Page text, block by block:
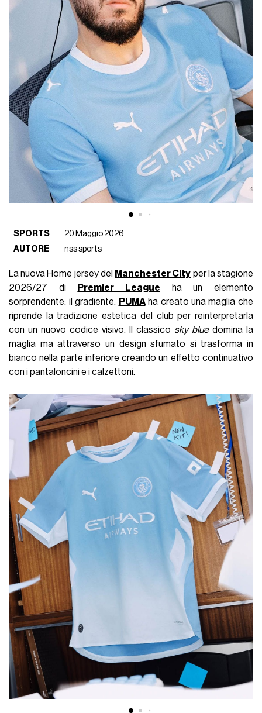
SPORTS
20 Maggio 2026
AUTORE
nss sports
La nuova Home jersey del Manchester City per la stagione
2026/27 di
Premier League ha un elemento
sorprendente: il gradiente. PUMAha creato una maglia che
riprende la tradizione estetica del club per reinterpretarla
con un nuovo codice visivo. Il classico sky bluedomina la
maglia ma attraverso un design sfumato si trasforma in
bianco nella parte inferiore creando un effetto continuativo
con i pantaloncini e i calzettoni.